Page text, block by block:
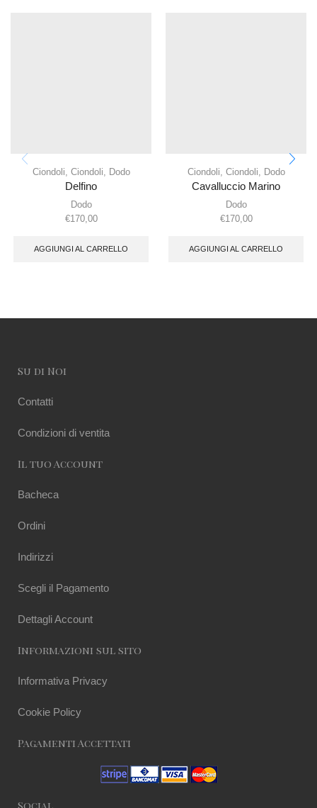
Ciondoli Ciondoli Dodo
Delfino
Dodo
€170,00
AGGIUNGI AL CARRELLO
Ciondoli Ciondoli Dodo
Cavalluccio Marino
Dodo
€170,00
AGGIUNGI AL CARRELLO
Su di Noi
Contatti
Condizioni di ventita
Il tuo Account
Bacheca
Ordini
Indirizzi
Scegli il Pagamento
Dettagli Account
Informazioni sul sito
Informativa Privacy
Cookie Policy
Pagamenti Accettati
Social